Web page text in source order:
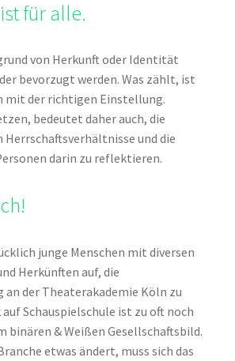
für alle.
von Herkunft oder Identität
bevorzugt werden. Was zählt, ist
mit der richtigen Einstellung.
bedeutet daher auch, die
und die
darin zu reflektieren.
junge Menschen mit diversen
Herkünften auf, die
der Theaterakademie Köln zu
Schauspielschule ist zu oft noch
binären & Weißen Gesellschaftsbild.
etwas ändert, muss sich das